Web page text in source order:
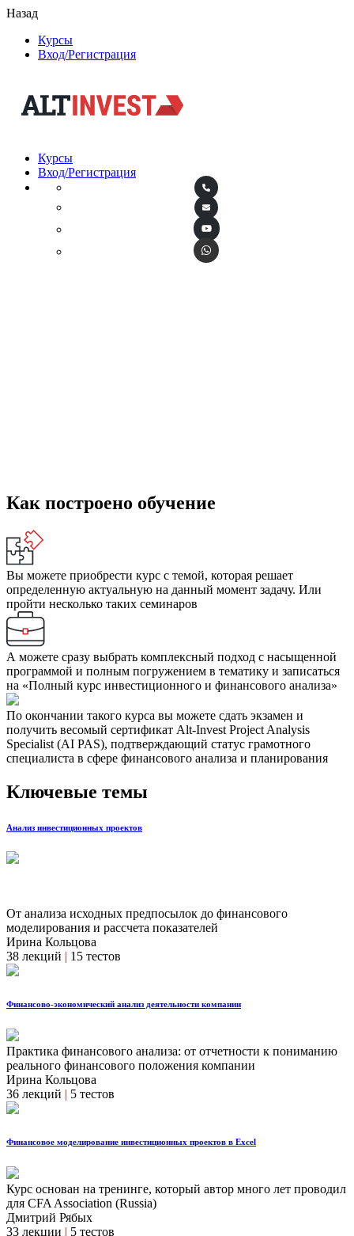
Назад
Курсы
Вход/Регистрация
Курсы
Вход/Регистрация
Как построено обучение
Вы можете приобрести курс с темой, которая решает
определенную актуальную на данный момент задачу. Или
пройти несколько таких семинаров
А можете сразу выбрать комплексный подход с насыщенной
программой и полным погружением в тематику и записаться
на «Полный курс инвестиционного и финансового анализа»
По окончании такого курса вы можете сдать экзамен и
получить весомый сертификат Alt-Invest Project Analysis
Specialist (AI PAS), подтверждающий статус грамотного
специалиста в сфере финансового анализа и планирования
Ключевые темы
Анализ инвестиционных проектов
От анализа исходных предпосылок до финансового
моделирования и рассчета показателей
Ирина Кольцова
38 лекций
15 тестов
Финансово-экономический анализ деятельности компании
Практика финансового анализа: от отчетности к пониманию
реального финансового положения компании
Ирина Кольцова
36 лекций | 5 тестов
Финансовое моделирование инвестиционных проектов в Excel
Курс основан на тренинге, который автор много лет проводил
для CFA Association (Russia)
Дмитрий Рябых
33 лекции | 5 тестов